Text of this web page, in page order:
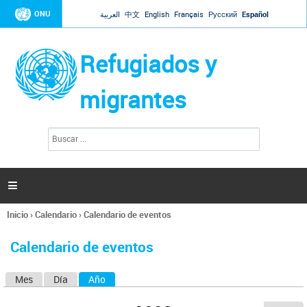
Jump to navigation
ONU العربية 中文 English Français Русский Español
Refugiados y
migrantes
l
s

Se
usted
Inicio›Calendario›Calendario de eventos
Calendario de eventos
Mes Día Año